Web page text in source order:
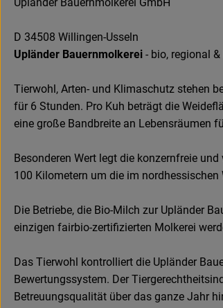
D 34508 Willingen-Usseln
Upländer Bauernmolkerei - bio, regional &
Tierwohl, Arten- und Klimaschutz stehen
für 6 Stunden. Pro Kuh beträgt die
eine große Bandbreite an Lebensräumen
Besonderen Wert legt die konzernfreie
100 Kilometern um die im
Die Betriebe, die Bio-Milch zur Upländer
einzigen fairbio-zertifizierten Molkerei
Das Tierwohl kontrolliert die Upländer
Bewertungssystem. Der
Betreuungsqualität über das ganze Jahr